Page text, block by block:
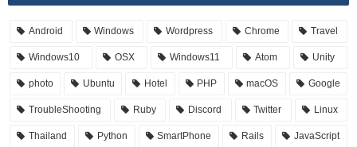
Android Windows Wordpress Chrome Travel
Windows10 OSX Windows11 Atom Unity
photo Ubuntu Hotel PHP macOS Google
TroubleShooting Ruby Discord Twitter Linux
Thailand Python SmartPhone Rails JavaScript